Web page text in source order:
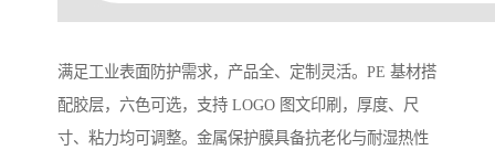
满足工业表面防护需求，产品全、定制灵活。PE 基材搭
配胶层，六色可选，支持 LOGO 图文印刷，厚度、尺
寸、粘力均可调整。金属保护膜具备抗老化与耐湿热性